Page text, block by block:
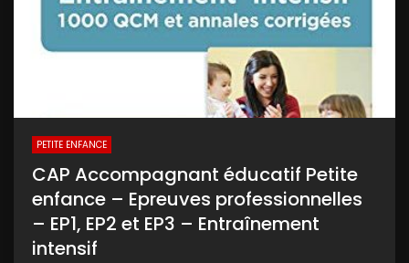
PETITE ENFANCE
CAP Accompagnant éducatif Petite
enfance – Epreuves professionnelles
– EP1, EP2 et EP3 – Entraînement
intensif